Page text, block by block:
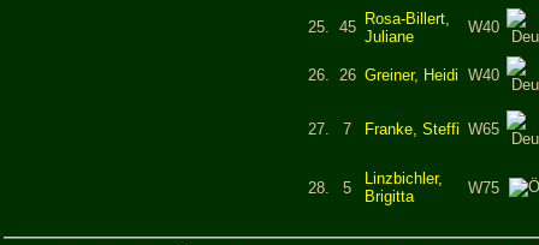
25. 45
Rosa-Billert,
Juliane
W40
26. 26 Greiner, Heidi W40
27. 7 Franke, Steffi W65
28. 5
Linzbichler,
Brigitta
W75